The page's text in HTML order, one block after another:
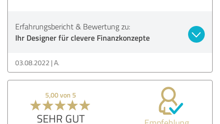
Erfahrungsbericht & Bewertung zu:
Ihr Designer für clevere Finanzkonzepte
03.08.2022 A.
5,00 von 5
SEHR GUT